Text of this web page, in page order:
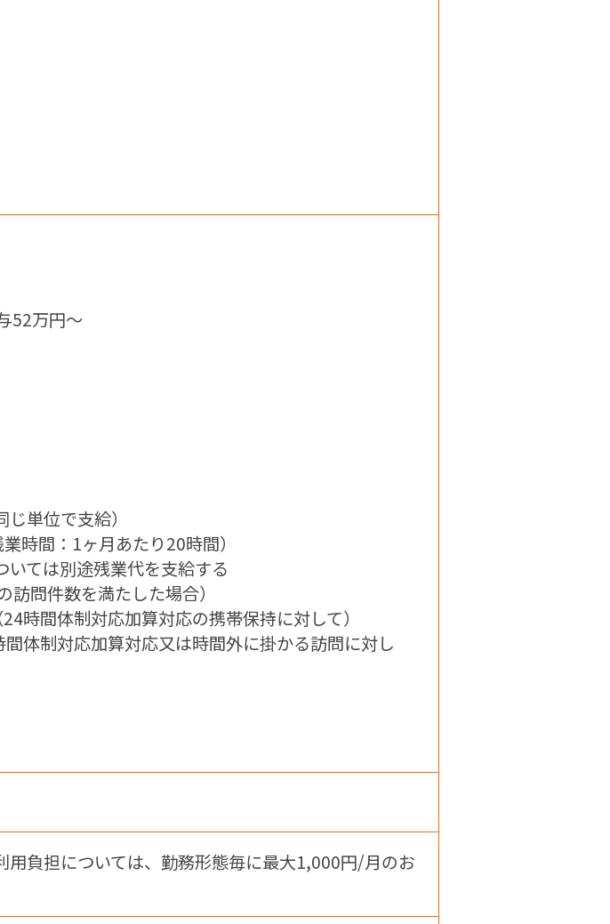
52万円〜
単位で支給）
時間：1ヶ月あたり20時間）
ては別途残業代を支給する
問件数を満たした場合）
時間体制対応加算対応の携帯保持に対して）
体制対応加算対応又は時間外に掛かる訪問に対し
負担については、勤務形態毎に最大1,000円/月のお